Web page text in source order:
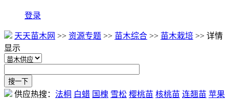
登录
天天苗木网 >> 资源专题 >> 苗木综合 >> 苗木栽培 >> 详情
显示
供应热搜： 法桐 白蜡 国槐 雪松 樱桃苗 核桃苗 连翘苗 苹果